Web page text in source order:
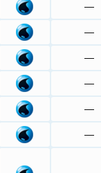
—
—
—
—
—
—